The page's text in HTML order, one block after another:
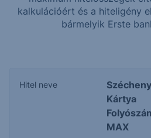
kalkulációért és a hiteligény
bármelyik Erste
Hitel neve
Kártya
MAX